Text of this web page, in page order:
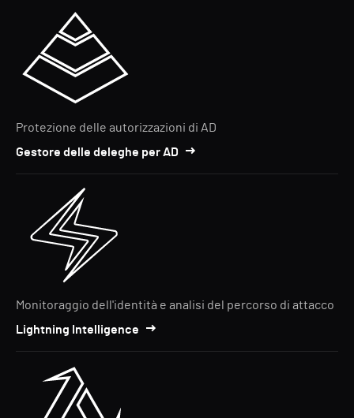
Protezione delle autorizzazioni di AD
Gestore delle deleghe per AD
Monitoraggio dell'identità e analisi del percorso di attacco
Lightning Intelligence